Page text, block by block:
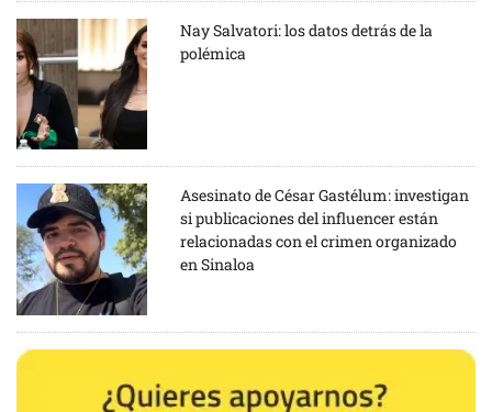
Nay Salvatori: los datos detrás de la
polémica
Asesinato de César Gastélum: investigan
si publicaciones del influencer están
relacionadas con el crimen organizado
en Sinaloa